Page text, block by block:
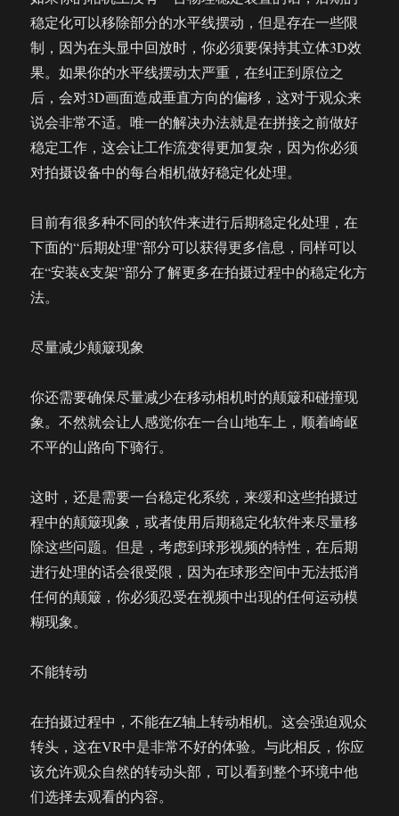
稳定化可以移除部分的水平线摆动，但是存在一些限
制，因为在头显中回放时，你必须要保持其立体3D效
果。如果你的水平线摆动太严重，在纠正到原位之
后，会对3D画面造成垂直方向的偏移，这对于观众来
说会非常不适。唯一的解决办法就是在拼接之前做好
稳定工作，这会让工作流变得更加复杂，因为你必须
对拍摄设备中的每台相机做好稳定化处理。
目前有很多种不同的软件来进行后期稳定化处理，在
下面的“后期处理”部分可以获得更多信息，同样可以
在“安装&支架”部分了解更多在拍摄过程中的稳定化方
法。
尽量减少颠簸现象
你还需要确保尽量减少在移动相机时的颠簸和碰撞现
象。不然就会让人感觉你在一台山地车上，顺着崎岖
不平的山路向下骑行。
这时，还是需要一台稳定化系统，来缓和这些拍摄过
程中的颠簸现象，或者使用后期稳定化软件来尽量移
除这些问题。但是，考虑到球形视频的特性，在后期
进行处理的话会很受限，因为在球形空间中无法抵消
任何的颠簸，你必须忍受在视频中出现的任何运动模
糊现象。
不能转动
在拍摄过程中，不能在Z轴上转动相机。这会强迫观众
转头，这在VR中是非常不好的体验。与此相反，你应
该允许观众自然的转动头部，可以看到整个环境中他
们选择去观看的内容。